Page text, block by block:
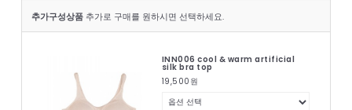
추가구성상품 추가로 구매를 원하시면 선택하세요.
INN006 cool & warm artificial
silk bra top
19,500 원